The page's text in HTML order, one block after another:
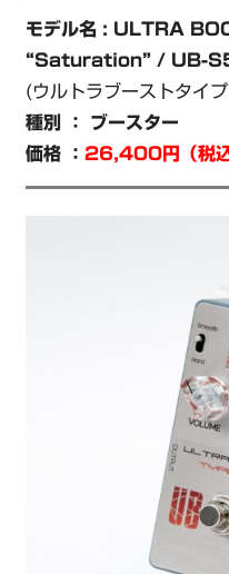
モデル名 : ULTRA
“Saturation” / UB-
(ウルトラブーストタイ
種別 ： ブースター
価格 ： 26,400円 （税